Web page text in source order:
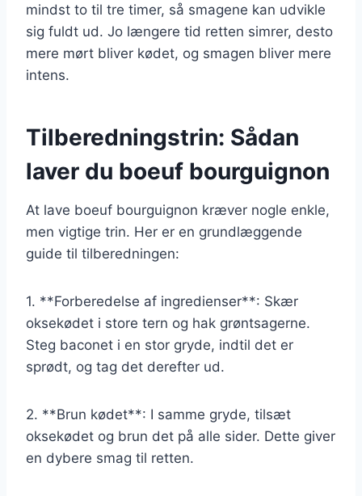
mindst to til tre timer, så smagene kan udvikle
sig fuldt ud. Jo længere tid retten simrer, desto
mere mørt bliver kødet, og smagen bliver mere
intens.
Tilberedningstrin: Sådan
laver du boeuf bourguignon
At lave boeuf bourguignon kræver nogle enkle,
men vigtige trin. Her er en grundlæggende
guide til tilberedningen:
1. **Forberedelse af ingredienser**: Skær
oksekødet i store tern og hak grøntsagerne.
Steg baconet i en stor gryde, indtil det er
sprødt, og tag det derefter ud.
2. **Brun kødet**: I samme gryde, tilsæt
oksekødet og brun det på alle sider. Dette giver
en dybere smag til retten.